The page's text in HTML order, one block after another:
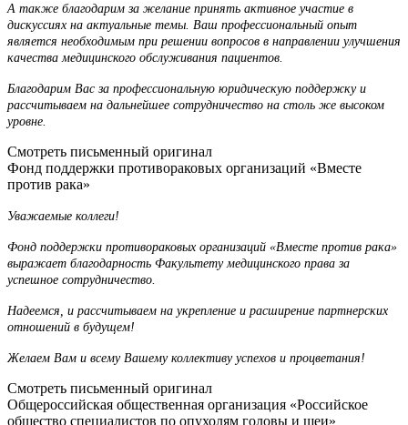
А также благодарим за желание принять активное участие в
дискуссиях на актуальные темы. Ваш профессиональный опыт
является необходимым при решении вопросов в направлении улучшения
качества медицинского обслуживания пациентов.
Благодарим Вас за профессиональную юридическую поддержку и
рассчитываем на дальнейшее сотрудничество на столь же высоком
уровне.
Смотреть письменный оригинал
Фонд поддержки противораковых организаций «Вместе
против рака»
Уважаемые коллеги!
Фонд поддержки противораковых организаций «Вместе против рака»
выражает благодарность Факультету медицинского права за
успешное сотрудничество.
Надеемся, и рассчитываем на укрепление и расширение партнерских
отношений в будущем!
Желаем Вам и всему Вашему коллективу успехов и процветания!
Смотреть письменный оригинал
Общероссийская общественная организация «Российское
общество специалистов по опухолям головы и шеи»